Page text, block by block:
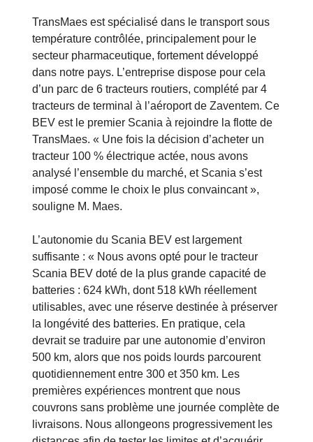
TransMaes est spécialisé dans le transport sous
température contrôlée, principalement pour le
secteur pharmaceutique, fortement développé
dans notre pays. L’entreprise dispose pour cela
d’un parc de 6 tracteurs routiers, complété par 4
tracteurs de terminal à l’aéroport de Zaventem. Ce
BEV est le premier Scania à rejoindre la flotte de
TransMaes. « Une fois la décision d’acheter un
tracteur 100 % électrique actée, nous avons
analysé l’ensemble du marché, et Scania s’est
imposé comme le choix le plus convaincant »,
souligne M. Maes.
L’autonomie du Scania BEV est largement
suffisante : « Nous avons opté pour le tracteur
Scania BEV doté de la plus grande capacité de
batteries : 624 kWh, dont 518 kWh réellement
utilisables, avec une réserve destinée à préserver
la longévité des batteries. En pratique, cela
devrait se traduire par une autonomie d’environ
500 km, alors que nos poids lourds parcourent
quotidiennement entre 300 et 350 km. Les
premières expériences montrent que nous
couvrons sans problème une journée complète de
livraisons. Nous allongeons progressivement les